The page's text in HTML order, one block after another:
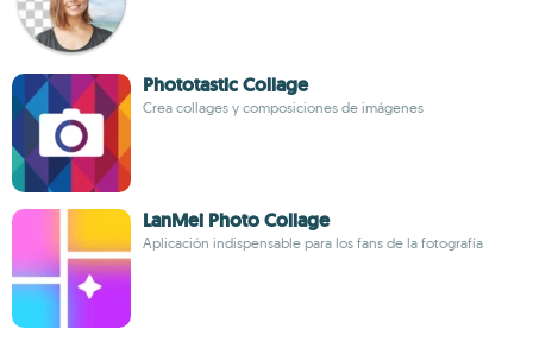
Phototastic Collage
Crea collages y composiciones de imágenes
LanMei Photo Collage
Aplicación indispensable para los fans de la fotografía